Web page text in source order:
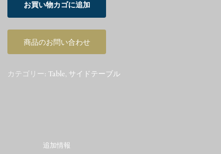
Mogensen
お買い物カゴに追加
商品のお問い合わせ
カテゴリー: Table, サイドテーブル
追加情報